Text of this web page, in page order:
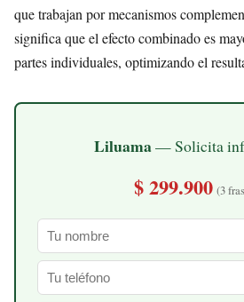
que trabajan por mecanismos
significa que el efecto combinado es
partes individuales, optimizando el
Liluama— Solicita
$ 299.900 (3